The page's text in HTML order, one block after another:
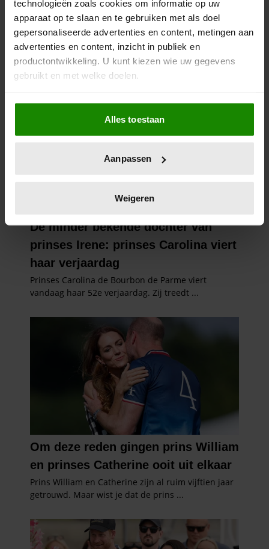
technologieën zoals cookies om informatie op uw
apparaat op te slaan en te gebruiken met als doel
gepersonaliseerde advertenties en content, metingen aan
advertenties en content, inzicht in publiek en
productontwikkeling. U kunt kiezen wie uw gegevens
gebruikt en met welke doelen.
Als u het toestaat, willen we ook graag:
Informatie verzamelen over uw geografische
locatie, die tot een paar meter nauwkeurig kan zijn
scannen op specifieke eigenschappen (fingerprinting)
verwerkt en stel uw voorkeuren in het
intrekken in de Cookieverklaring.
We gebruiken cookies om content en advertenties te
personaliseren, om functies voor social media te bieden
en om ons websiteverkeer te analyseren. Ook delen we
informatie over uw gebruik van onze site met onze
partners kunnen deze gegevens combineren met andere
informatie die u aan ze heeft verstrekt of die ze hebben
verzameld op basis van uw gebruik van hun services. U
gaat akkoord met onze cookies als u onze website blijft
Alles toestaan
Aanpassen
Weigeren